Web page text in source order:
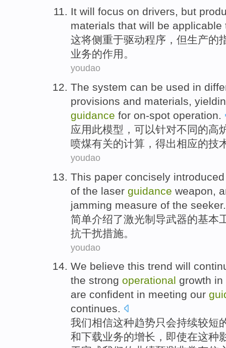
It will focus on drivers, but
materials that will be applicable
这将侧重于驱动程序 ， 但生产的
业务的作用。
youdao
The system can be used in
provisions and materials,
guidance for on-spot operation.
应用此模型， 可以针对不同的高
喷煤有关的计算，得出相应的技
youdao
This paper concisely introduced
of the laser guidance weapon ,
jamming measure of the seeker.
简单介绍了激光制导武器的基本
抗干扰措施。
youdao
We believe this trend will
the strong operational growth in
are confident in meeting our
continues.
我们相信这种趋势只会持续较短
和下载业务的增长 ， 即使在这种